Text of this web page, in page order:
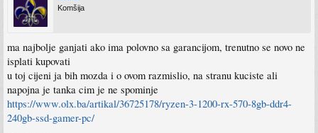
Komšija
ma najbolje ganjati ako ima polovno sa garancijom, trenutno se novo ne
isplati kupovati
u toj cijeni ja bih mozda i o ovom razmislio, na stranu kuciste ali
napojna je tanka cim je ne spominje
https://www.olx.ba/artikal/36725178/ryzen-3-1200-rx-570-8gb-ddr4-
240gb-ssd-gamer-pc/